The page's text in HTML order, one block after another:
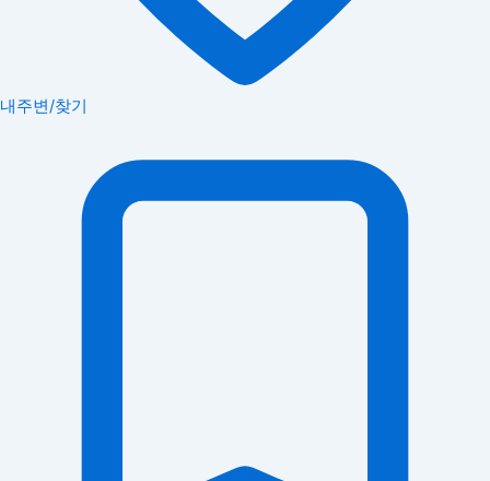
내주변/찾기